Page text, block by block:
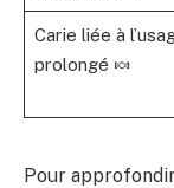
Carie liée à
prolongé 🍬
Pour